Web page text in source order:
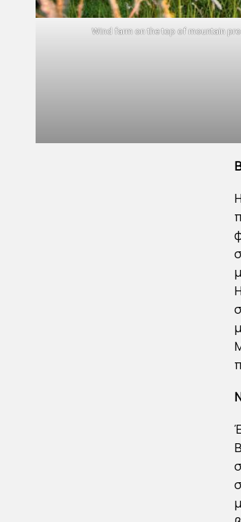
Wind farm on the top of mountain